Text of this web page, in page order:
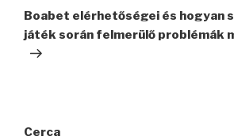
següent
Boabet elérhetőségei és hogyan
játék során felmerülő problémák
Cerca